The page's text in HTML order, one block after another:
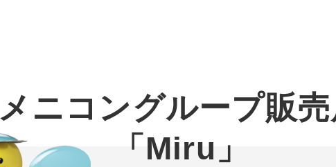
メニコングループ販
「Miru」